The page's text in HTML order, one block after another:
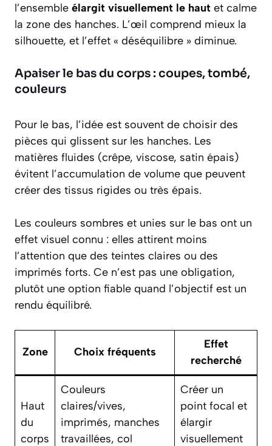
l’ensemble élargit visuellement le haut et calme
la zone des hanches. L’œil comprend mieux la
silhouette, et l’effet « déséquilibre » diminue.
Apaiser le bas du corps : coupes, tombé,
couleurs
Pour le bas, l’idée est souvent de choisir des
pièces qui glissent sur les hanches. Les
matières fluides (crêpe, viscose, satin épais)
évitent l’accumulation de volume que peuvent
créer des tissus rigides ou très épais.
Les couleurs sombres et unies sur le bas ont un
effet visuel connu : elles attirent moins
l’attention que des teintes claires ou des
imprimés forts. Ce n’est pas une obligation,
plutôt une option fiable quand l’objectif est un
rendu équilibré.
Zone Choix fréquents
Effet
recherché
Haut
du
corps
Couleurs
claires/vives,
imprimés, manches
travaillées, col
Créer un
point focal et
élargir
visuellement